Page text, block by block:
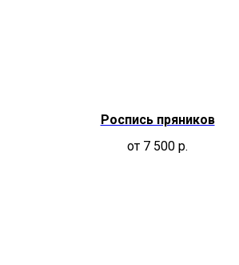
Роспись пряников
от 7 500 р.